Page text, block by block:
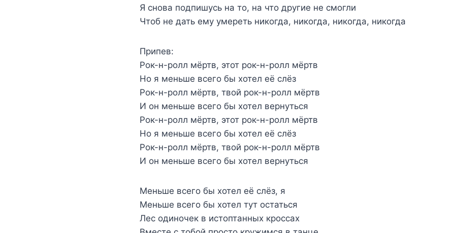
Я снова подпишусь на то, на что другие не смогли
Чтоб не дать ему умереть никогда, никогда, никогда, никогда
Припев:
Рок-н-ролл мёртв, этот рок-н-ролл мёртв
Но я меньше всего бы хотел её слёз
Рок-н-ролл мёртв, твой рок-н-ролл мёртв
И он меньше всего бы хотел вернуться
Рок-н-ролл мёртв, этот рок-н-ролл мёртв
Но я меньше всего бы хотел её слёз
Рок-н-ролл мёртв, твой рок-н-ролл мёртв
И он меньше всего бы хотел вернуться
Меньше всего бы хотел её слёз, я
Меньше всего бы хотел тут остаться
Лес одиночек в истоптанных кроссах